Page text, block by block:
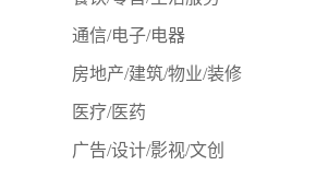
通信/电子/电器
房地产/建筑/物业/装修
医疗/医药
广告/设计/影视/文创